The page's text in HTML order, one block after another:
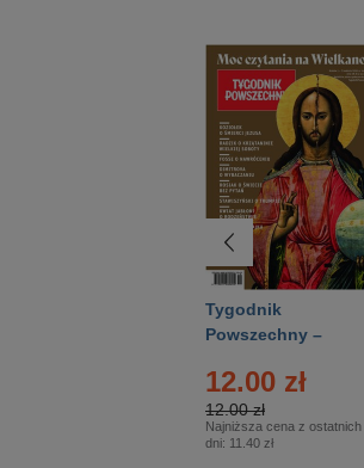
Tygodnik
Powszechny –
12.00 zł
12.00 zł
Najniższa cena z ostatnich
dni: 11.40 zł